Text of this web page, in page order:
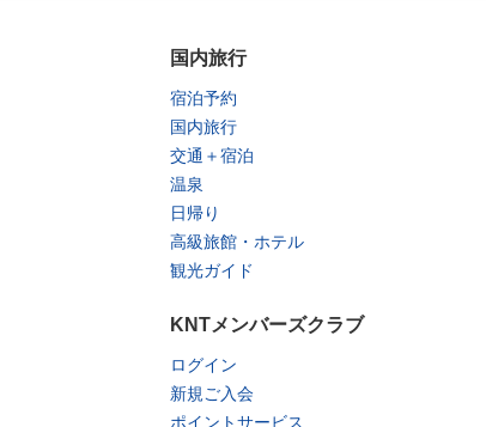
国内旅行
宿泊予約
国内旅行
交通＋宿泊
温泉
日帰り
高級旅館・ホテル
観光ガイド
KNTメンバーズクラブ
ログイン
新規ご入会
ポイントサービス